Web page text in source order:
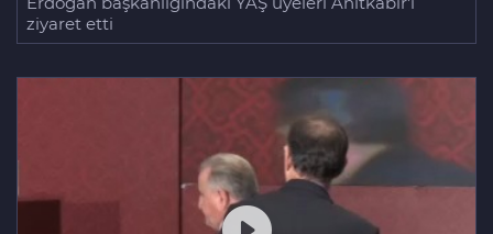
ziyaret etti